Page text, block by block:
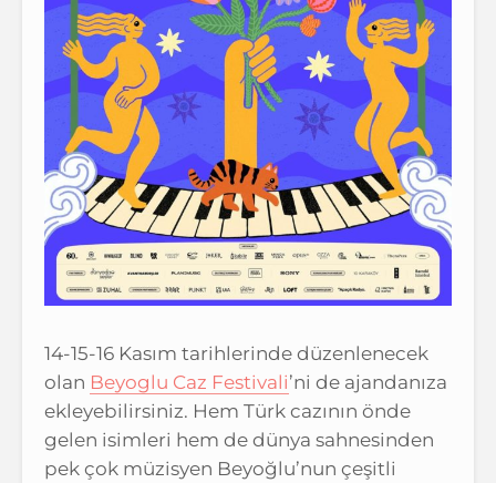
14-15-16 Kasım tarihlerinde düzenlenecek
olan Beyoglu Caz Festivali’ni de ajandanıza
ekleyebilirsiniz. Hem Türk cazının önde
gelen isimleri hem de dünya sahnesinden
pek çok müzisyen Beyoğlu’nun çeşitli